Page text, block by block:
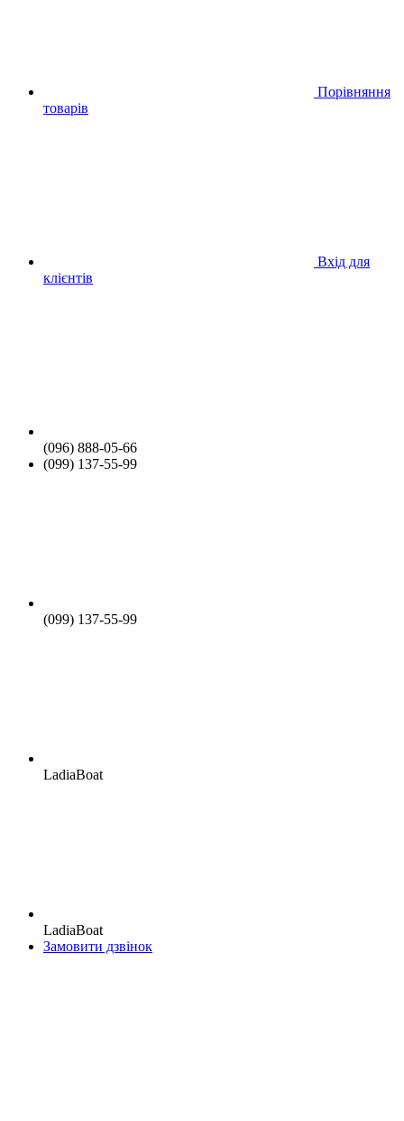
Порівняння
товарів
Вхід для
клієнтів
(096) 888-05-66
(099) 137-55-99
(099) 137-55-99
LadiaBoat
LadiaBoat
Замовити дзвінок